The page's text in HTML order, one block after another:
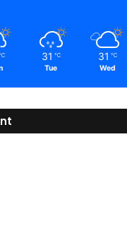
31 ℃
Tue
31 ℃
Wed